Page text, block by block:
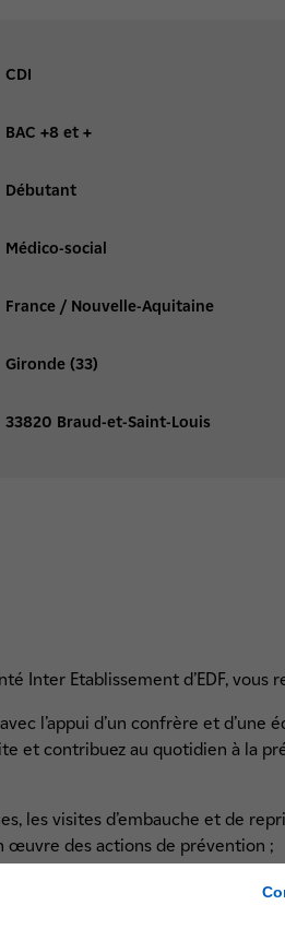
CDI
BAC +8 et +
Débutant
Médico-social
France / Nouvelle-Aquitaine
Gironde (33)
33820 Braud-et-Saint-Louis
Inter Etablissement d’EDF,
l’appui d’un confrère et d’une
et contribuez au quotidien à la
les visites d’embauche et de
œuvre des actions de prévention ;
de la santé au travail ;
aux blessés.